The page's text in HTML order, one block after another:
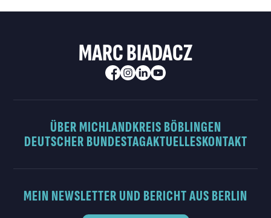
MARC BIADACZ
ÜBER MICHLANDKREIS BÖBLINGEN
DEUTSCHER BUNDESTAGAKTUELLESKONTAKT
MEIN NEWSLETTER UND BERICHT AUS BERLIN